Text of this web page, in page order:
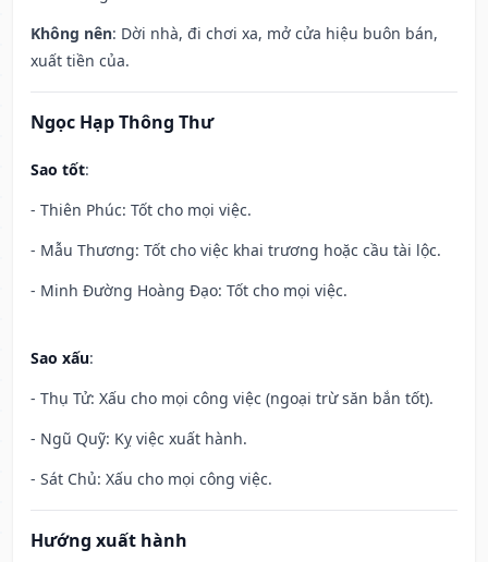
Không nên: Dời nhà, đi chơi xa, mở cửa hiệu buôn bán,
xuất tiền của.
Ngọc Hạp Thông Thư
Sao tốt:
- Thiên Phúc: Tốt cho mọi việc.
- Mẫu Thương: Tốt cho việc khai trương hoặc cầu tài lộc.
- Minh Đường Hoàng Đạo: Tốt cho mọi việc.
Sao xấu:
- Thụ Tử: Xấu cho mọi công việc (ngoại trừ săn bắn tốt).
- Ngũ Quỹ: Kỵ việc xuất hành.
- Sát Chủ: Xấu cho mọi công việc.
Hướng xuất hành